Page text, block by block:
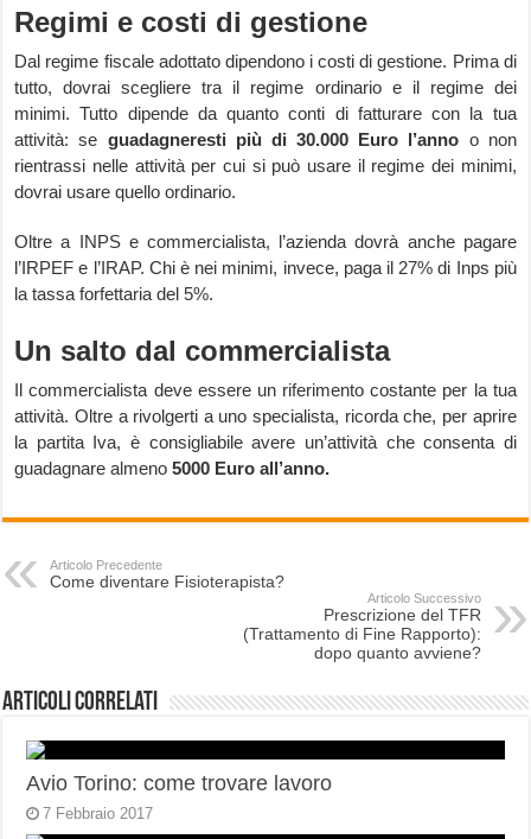
Regimi e costi di gestione
Dal regime fiscale adottato dipendono i costi di gestione. Prima di
tutto, dovrai scegliere tra il regime ordinario e il regime dei
minimi. Tutto dipende da quanto conti di fatturare con la tua
attività: se guadagneresti più di 30.000 Euro l’anno o non
rientrassi nelle attività per cui si può usare il regime dei minimi,
dovrai usare quello ordinario.
Oltre a INPS e commercialista, l’azienda dovrà anche pagare
l’IRPEF e l’IRAP. Chi è nei minimi, invece, paga il 27% di Inps più
la tassa forfettaria del 5%.
Un salto dal commercialista
Il commercialista deve essere un riferimento costante per la tua
attività. Oltre a rivolgerti a uno specialista, ricorda che, per aprire
la partita Iva, è consigliabile avere un’attività che consenta di
guadagnare almeno5000 Euro all’anno.
Articolo Precedente
Come diventare Fisioterapista?
Articolo Successivo
Prescrizione del TFR
(Trattamento di Fine Rapporto):
dopo quanto avviene?
Articoli correlati
Avio Torino: come trovare lavoro
7 Febbraio 2017